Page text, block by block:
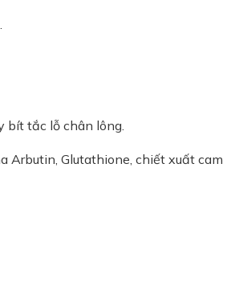
bít tắc lỗ chân lông.
Arbutin, Glutathione, chiết xuất cam